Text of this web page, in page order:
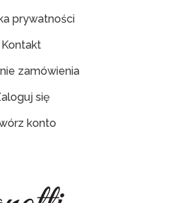
prywatności
Kontakt
zamówienia
się
konto